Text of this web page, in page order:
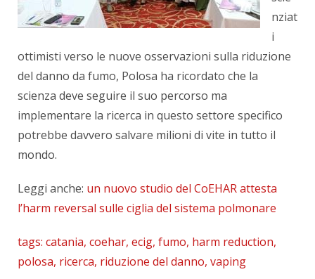
nziat
i
ottimisti verso le nuove osservazioni sulla riduzione
del danno da fumo, Polosa ha ricordato che la
scienza deve seguire il suo percorso ma
implementare la ricerca in questo settore specifico
potrebbe davvero salvare milioni di vite in tutto il
mondo.
Leggi anche: un nuovo studio del CoEHAR attesta
l’harm reversal sulle ciglia del sistema polmonare
tags: catania, coehar, ecig, fumo, harm reduction,
polosa, ricerca, riduzione del danno, vaping